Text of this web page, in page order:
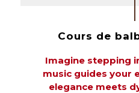
Cours de
Imagine stepping
music guides your
elegance meets